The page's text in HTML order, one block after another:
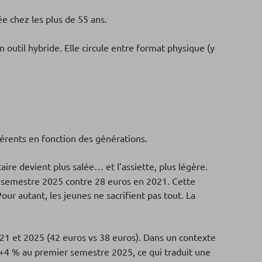
chez les plus de 55 ans.
outil hybride. Elle circule entre format physique (y
en fonction des générations.
devient plus salée… et l’assiette, plus légère.
2025 contre 28 euros en 2021. Cette
autant, les jeunes ne sacrifient pas tout. La
et 2025 (42 euros vs 38 euros). Dans un contexte
% au premier semestre 2025, ce qui traduit une